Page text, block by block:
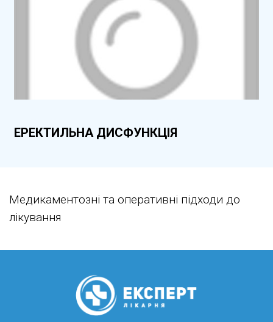
ЕРЕКТИЛЬНА ДИСФУНКЦІЯ
Медикаментозні та оперативні підходи до
лікування